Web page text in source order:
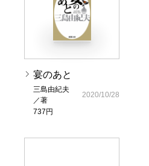
宴のあと
三島由紀夫
／著
737円
2020/10/28